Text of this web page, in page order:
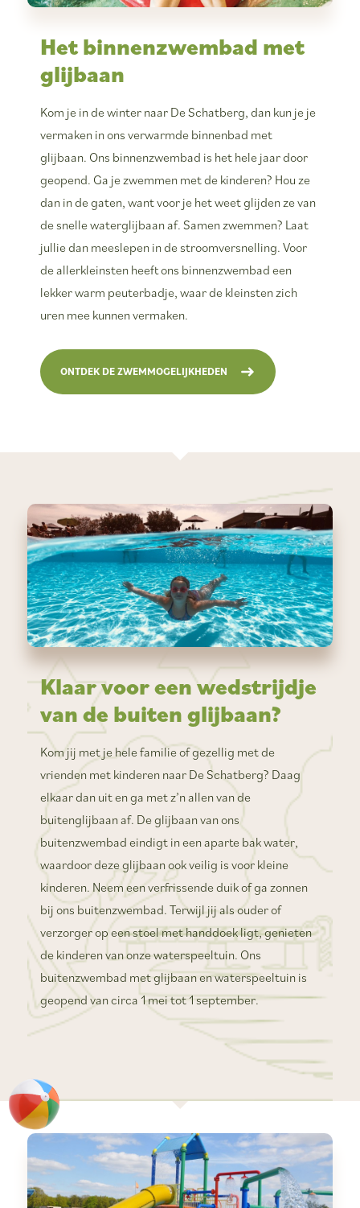
Het binnenzwembad met
glijbaan
Kom je in de winter naar De Schatberg, dan kun je je
vermaken in ons verwarmde binnenbad met
glijbaan. Ons binnenzwembad is het hele jaar door
geopend. Ga je zwemmen met de kinderen? Hou ze
dan in de gaten, want voor je het weet glijden ze van
de snelle waterglijbaan af. Samen zwemmen? Laat
jullie dan meeslepen in de stroomversnelling. Voor
de allerkleinsten heeft ons binnenzwembad een
lekker warm peuterbadje, waar de kleinsten zich
uren mee kunnen vermaken.
ONTDEK DE ZWEMMOGELIJKHEDEN
Klaar voor een wedstrijdje
van de buiten glijbaan?
Kom jij met je hele familie of gezellig met de
vrienden met kinderen naar De Schatberg? Daag
elkaar dan uit en ga met z’n allen van de
buitenglijbaan af. De glijbaan van ons
buitenzwembad eindigt in een aparte bak water,
waardoor deze glijbaan ook veilig is voor kleine
kinderen. Neem een verfrissende duik of ga zonnen
bij ons buitenzwembad. Terwijl jij als ouder of
verzorger op een stoel met handdoek ligt, genieten
de kinderen van onze waterspeeltuin. Ons
buitenzwembad met glijbaan en waterspeeltuin is
geopend van circa 1 mei tot 1 september.